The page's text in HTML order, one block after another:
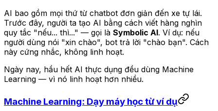
AI bao gồm mọi thứ từ chatbot đơn giản đến xe tự lái.
Trước đây, người ta tạo AI bằng cách viết hàng nghìn
quy tắc "nếu... thì..." — gọi là Symbolic AI. Ví dụ: nếu
người dùng nói "xin chào", bot trả lời "chào bạn". Cách
này cứng nhắc, không linh hoạt.
Ngày nay, hầu hết AI thực dụng đều dùng Machine
Learning — vì nó linh hoạt hơn nhiều.
Machine Learning: Dạy máy học từ ví dụ